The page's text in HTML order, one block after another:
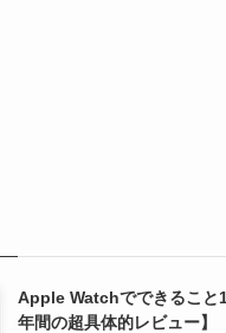
Apple Watchでできること
年間の超具体的レビュー】